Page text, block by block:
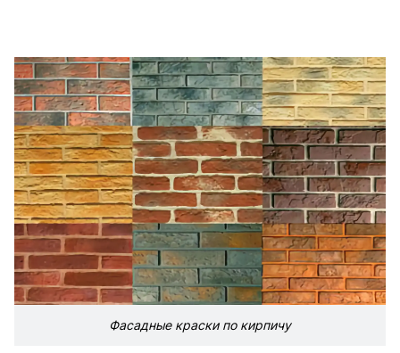
Фасадные краски по кирпичу